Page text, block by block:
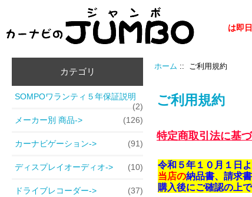
★★平日営業日、午後５時迄のご注文分（在庫商品）は即日発送
カテゴリ
SOMPOワランティ５年保証説明
(2)
メーカー別 商品->
(126)
カーナビゲーション-> (91)
ディスプレイオーディオ-> (10)
ドライブレコーダー-> (37)
ホーム :: ご利用規約
ご利用規約
特定商取引法に基
令和５年１０月１日
当店の納品書、請求書
購入後にご確認の上で